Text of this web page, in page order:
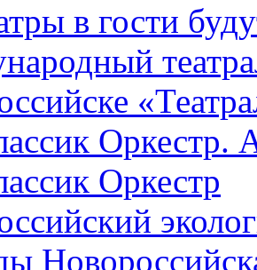
в гости
Оркестр.
Оркестр